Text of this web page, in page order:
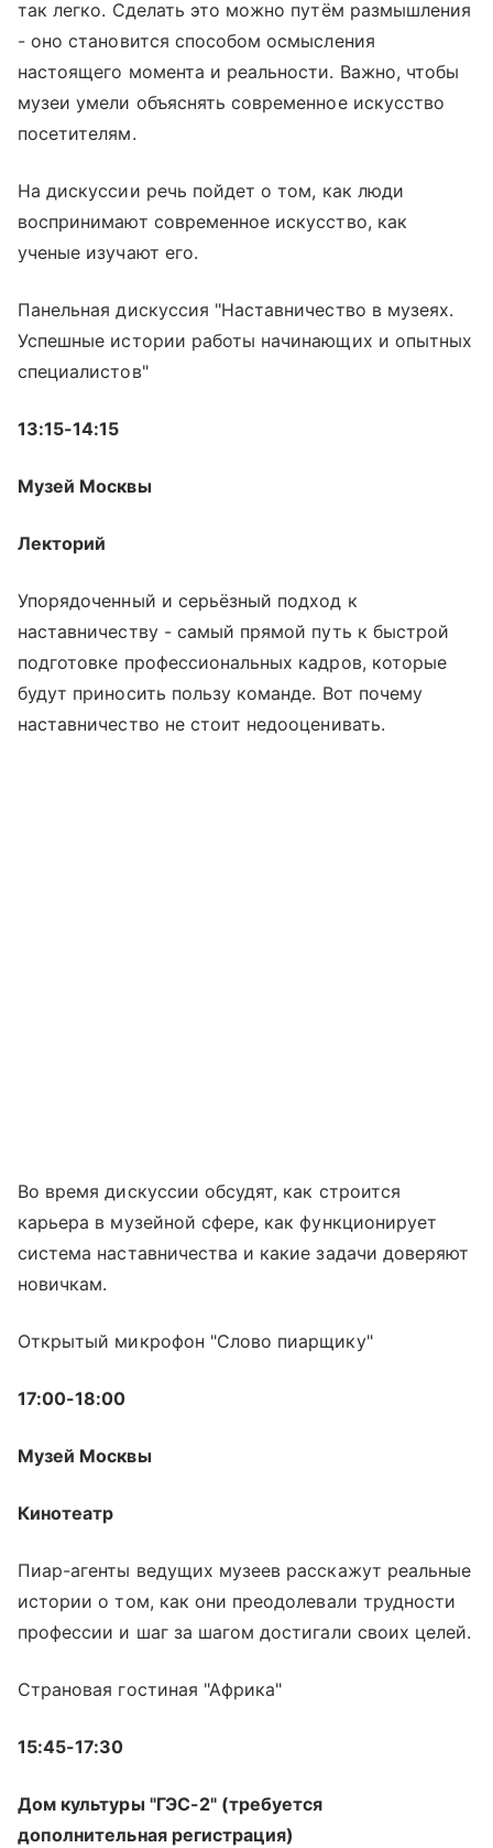
так легко. Сделать это можно путём размышления
- оно становится способом осмысления
настоящего момента и реальности. Важно, чтобы
музеи умели объяснять современное искусство
посетителям.
На дискуссии речь пойдет о том, как люди
воспринимают современное искусство, как
ученые изучают его.
Панельная дискуссия "Наставничество в музеях.
Успешные истории работы начинающих и опытных
специалистов"
13:15-14:15
Музей Москвы
Лекторий
Упорядоченный и серьёзный подход к
наставничеству - самый прямой путь к быстрой
подготовке профессиональных кадров, которые
будут приносить пользу команде. Вот почему
наставничество не стоит недооценивать.
Во время дискуссии обсудят, как строится
карьера в музейной сфере, как функционирует
система наставничества и какие задачи доверяют
новичкам.
Открытый микрофон "Слово пиарщику"
17:00-18:00
Музей Москвы
Кинотеатр
Пиар-агенты ведущих музеев расскажут реальные
истории о том, как они преодолевали трудности
профессии и шаг за шагом достигали своих целей.
Страновая гостиная "Африка"
15:45-17:30
Дом культуры "ГЭС-2" (требуется
дополнительная регистрация)